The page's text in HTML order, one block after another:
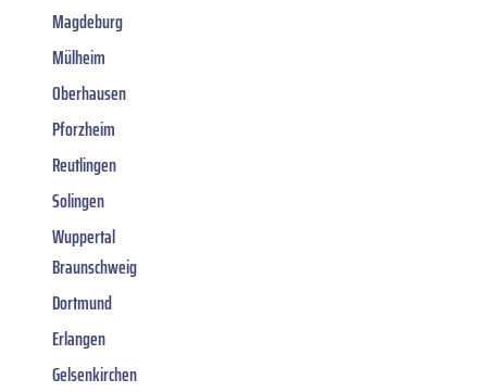
Magdeburg
Mülheim
Oberhausen
Pforzheim
Reutlingen
Solingen
Wuppertal
Braunschweig
Dortmund
Erlangen
Gelsenkirchen